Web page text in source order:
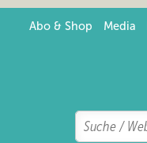
Abo & Shop Media
Search
Suchen